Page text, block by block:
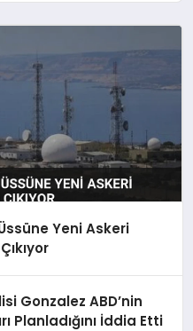
Yeni Askeri
Gonzalez ABD’nin
Planladığını İddia Etti